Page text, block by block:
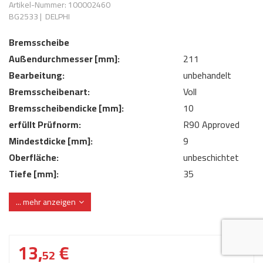
Werkzeuge & kleine
Lokring
Fittinge/
Elektrik
Kupplung/-anbauteile
Abgasanlage
Wischerblätter
Benzineinspritzung
Reiniger/
Dichtmasse
Prüföl
Öle
ANMELDEN
REGISTRIEREN
MERKZETTEL
zum B2B Shop
für Werkstattkunden
Artikel-Nummer: 100002460
BG2533| DELPHI
Bremsscheibe
Außendurchmesser [mm]:
211
Bearbeitung:
unbehandelt
Bremsscheibenart:
Voll
Bremsscheibendicke [mm]:
10
erfüllt Prüfnorm:
R90 Approved
Mindestdicke [mm]:
9
Oberfläche:
unbeschichtet
Tiefe [mm]:
35
Zentrierungsdurchmesser [mm]:
... mehr anzeigen
13,52 €